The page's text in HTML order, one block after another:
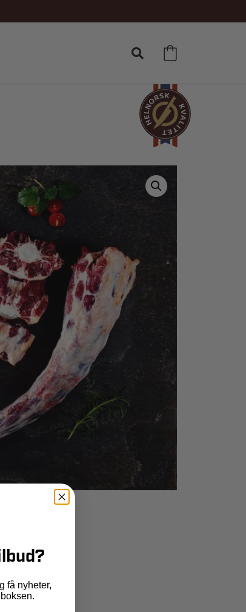
få nyheter,